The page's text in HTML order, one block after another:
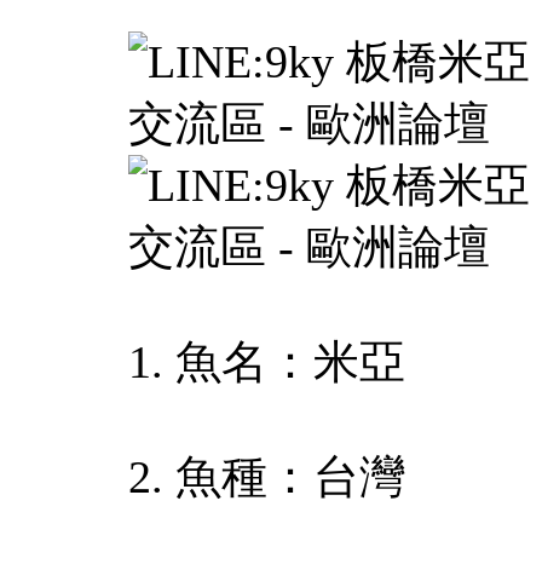
1. 魚名：米亞
2. 魚種：台灣